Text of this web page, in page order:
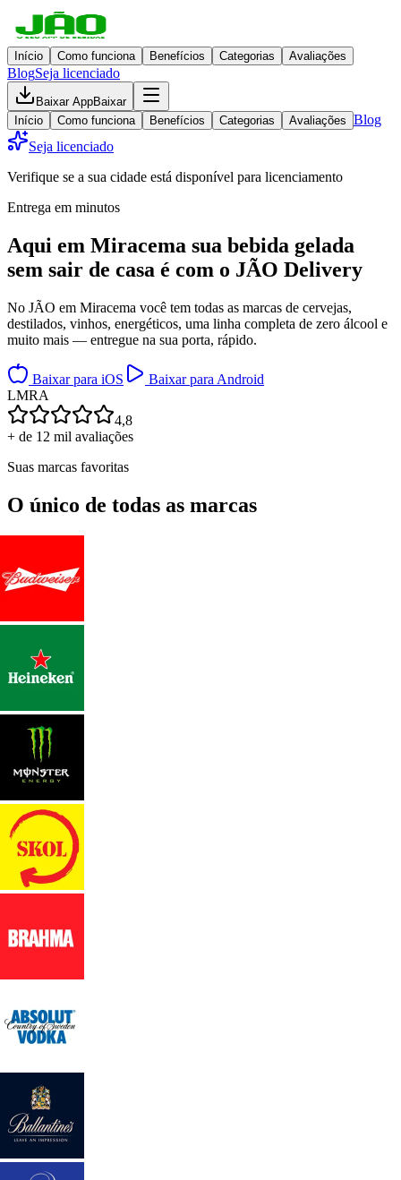
Início Como funciona Benefícios Categorias Avaliações
BlogSeja licenciado
Baixar AppBaixar
Início
Como funciona Benefícios Categorias Avaliações Blog
Seja licenciado
Verifique se a sua cidade está disponível para licenciamento
Entrega em minutos
Aqui em Miracema sua bebida gelada
sem sair de casa é com o JÃO Delivery
No JÃO em Miracema você tem todas as marcas de cervejas,
destilados, vinhos, energéticos, uma linha completa de zero álcool e
muito mais — entregue na sua porta, rápido.
Baixar para iOS
Baixar para Android
LMRA
4,8
+ de 12 mil avaliações
Suas marcas favoritas
O único de todas as marcas